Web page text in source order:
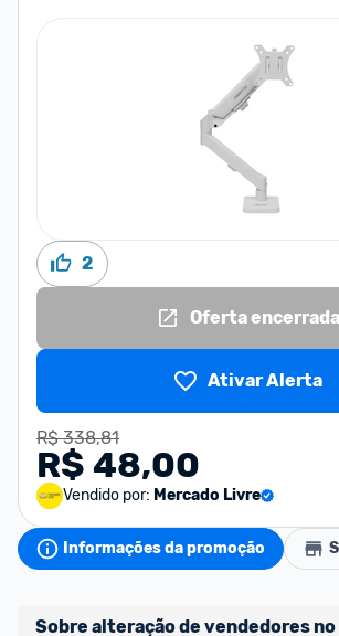
2
Oferta encerrada
Ativar Alerta
R$ 338,81
R$ 48,00
Vendido por: Mercado Livre
Informações da promoção
Sobre alteração de vendedores no